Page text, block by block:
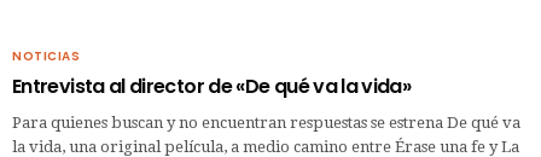
NOTICIAS
Entrevista al director de «De qué va la vida»
Para quienes buscan y no encuentran respuestas se estrena De qué va
la vida, una original película, a medio camino entre Érase una fe y La